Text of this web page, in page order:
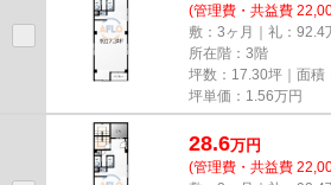
(管理費・共益費
敷：3ヶ月｜礼：92.4
所在階：3階
坪数：17.30坪｜面積
坪単価： 1.56万円
28.6万円
(管理費・共益費